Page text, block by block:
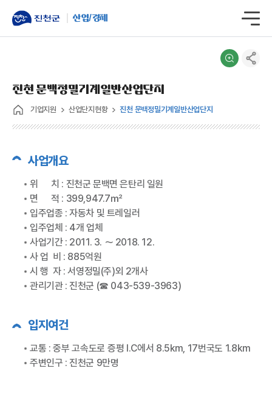
산업/경제
기업지원 산업단지현황 진천 문백정밀기계일반산업단지
진천 문백정밀기계일반산업단지
사업개요
위 치 : 진천군 문백면 은탄리 일원
면 적 : 399,947.7㎡
입주업종 : 자동차 및 트레일러
입주업체 : 4개 업체
사업기간 : 2011. 3. ～ 2018. 12.
사 업 비 : 885억원
시 행 자 : 서영정밀(주)외 2개사
관리기관 : 진천군 (☎ 043-539-3963)
입지여건
교통 : 중부 고속도로 증평 I.C에서 8.5km, 17번국도 1.8km
주변인구 : 진천군 9만명